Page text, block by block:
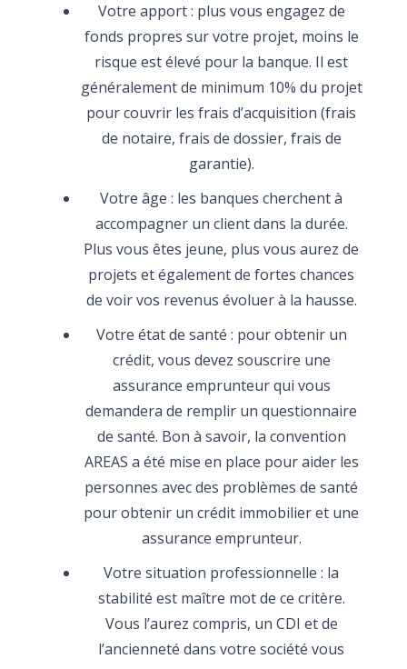
Votre apport : plus vous engagez de
fonds propres sur votre projet, moins le
risque est élevé pour la banque. Il est
généralement de minimum 10% du projet
pour couvrir les frais d’acquisition (frais
de notaire, frais de dossier, frais de
garantie).
Votre âge : les banques cherchent à
accompagner un client dans la durée.
Plus vous êtes jeune, plus vous aurez de
projets et également de fortes chances
de voir vos revenus évoluer à la hausse.
Votre état de santé : pour obtenir un
crédit, vous devez souscrire une
assurance emprunteur qui vous
demandera de remplir un questionnaire
de santé. Bon à savoir, la convention
AREAS a été mise en place pour aider les
personnes avec des problèmes de santé
pour obtenir un crédit immobilier et une
assurance emprunteur.
Votre situation professionnelle : la
stabilité est maître mot de ce critère.
Vous l’aurez compris, un CDI et de
l’ancienneté dans votre société vous